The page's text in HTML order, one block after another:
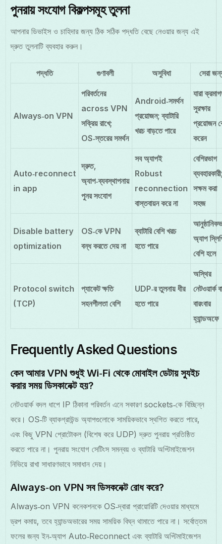
পুনরায় সংযোগ বিকল্পসমূহ তুলনা
আপনার ডিভাইস ও চাহিদার জন্য ঠিক সঠিক পদ্ধতি বেছে নেওয়ার জন্য এই
দ্রুত তুলনাটি ব্যবহার করুন।
পদ্ধতি গুণাবলী অসুবিধা সেরা
Always‑on VPN
পরিবর্তনের
across VPN
সক্রিয় রাখে;
OS‑স্তরের সমর্থন
Android‑সমর্থন
প্রয়োজন; ব্যাটারি
খরচ বাড়তে পারে
যারা
সুরক্ষার
প্রয়োজন
করেন
Auto‑reconnect
in app
দ্রুত,
অ্যাপ‑ব্যবস্থাপনায়
পুনর সংযোগ
সব অ্যাপই
Robust
reconnection
বাস্তবায়ন করে না
বেশিরভাগ
সক্ষম করা
সহজ
Disable battery
optimization
OS‑কে VPN
বন্ধ করতে দেয় না
ব্যাটারি বেশি খরচ
হতে পারে
অ্যাপ
বেশি হলে
Protocol switch
(TCP)
প্যাকেট ক্ষতি
সহনশীলতা বেশি
UDP‑র তুলনায় ধীর
হতে পারে
অস্থির
নেটওয়ার্ক
বারংবার
হ্যান্ডঅফে
Frequently Asked Questions
কেন আমার VPN শুধুই Wi‑Fi থেকে মোবাইল ডেটায় স্যুইচ
করার সময় ডিসকানেক্ট হয়?
নেটওয়ার্ক বদল ধাপে IP ঠিকানা পরিবর্তন এনে সকারণ sockets‑কে বিচ্ছিন্ন
করে। OS‑টি ব্যাকগ্রাউন্ড অ্যাপগুলোকে সাময়িকভাবে স্থগিত করতে পারে,
এবং কিছু VPN প্রোটোকল (বিশেষ করে UDP) দ্রুত পুনরায় প্রতিষ্ঠিত
করতে পারে না। পুনরায় সংযোগ সেটিংস সমন্বয় ও ব্যাটারি অপ্টিমাইজেশন
নিভিয়ে রাখা সাধারণভাবে সমাধান দেয়।
Always‑on VPN সব ডিসকনেক্ট রোধ করে?
Always‑on VPN কনেকশনকে OS‑দ্বারা প্রায়োরিটি দেওয়ার মাধ্যমে
ড্রপ কমায়, তবে হ্যান্ডঅভারের সময় সাময়িক বিঘ্ন থামাতে পারে না। সর্বোত্তম
ফলের জন্য ইন‑অ্যাপ Auto‑Reconnect এবং ব্যাটারি অপ্টিমাইজেশন